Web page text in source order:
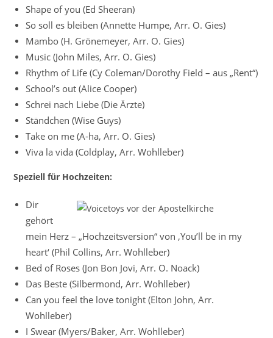
Shape of you (Ed Sheeran)
So soll es bleiben (Annette Humpe, Arr. O. Gies)
Mambo (H. Grönemeyer, Arr. O. Gies)
Music (John Miles, Arr. O. Gies)
Rhythm of Life (Cy Coleman/Dorothy Field – aus „Rent“)
School’s out (Alice Cooper)
Schrei nach Liebe (Die Ärzte)
Ständchen (Wise Guys)
Take on me (A-ha, Arr. O. Gies)
Viva la vida (Coldplay, Arr. Wohlleber)
Speziell für Hochzeiten:
Dir
gehört
mein Herz – „Hochzeitsversion“ von ‚You’ll be in my
heart‘ (Phil Collins, Arr. Wohlleber)
Bed of Roses (Jon Bon Jovi, Arr. O. Noack)
Das Beste (Silbermond, Arr. Wohlleber)
Can you feel the love tonight (Elton John, Arr.
Wohlleber)
I Swear (Myers/Baker, Arr. Wohlleber)